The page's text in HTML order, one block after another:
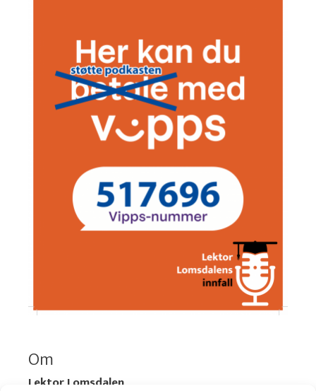
Om
Lektor Lomsdalen